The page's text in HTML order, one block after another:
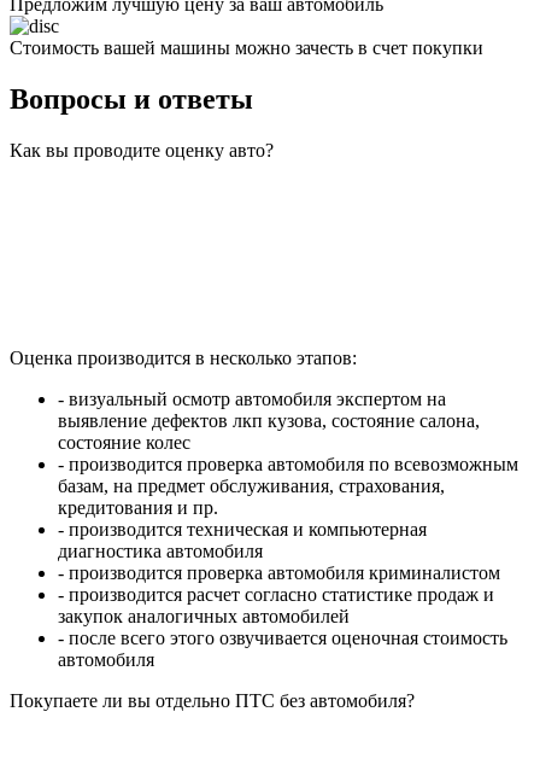
Стоимость вашей машины можно зачесть в счет покупки
Вопросы и ответы
Как вы проводите оценку авто?
Оценка производится в несколько этапов:
- визуальный осмотр автомобиля экспертом на
выявление дефектов лкп кузова, состояние салона,
состояние колес
- производится проверка автомобиля по всевозможным
базам, на предмет обслуживания, страхования,
кредитования и пр.
- производится техническая и компьютерная
диагностика автомобиля
- производится проверка автомобиля криминалистом
- производится расчет согласно статистике продаж и
закупок аналогичных автомобилей
- после всего этого озвучивается оценочная стоимость
автомобиля
Покупаете ли вы отдельно ПТС без автомобиля?